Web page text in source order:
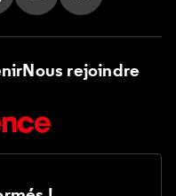
Tik Tok
sur X
nous sur LinkedIn
Suivez nous sur
Suivez nous
Nous rejoindre